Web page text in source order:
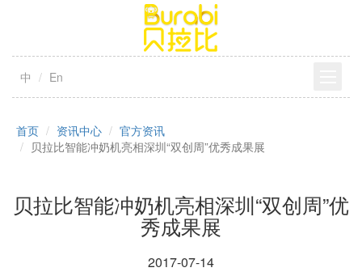
中 En
首页 资讯中心
官方资讯
贝拉比智能冲奶机亮相深圳“双创周”优秀成果展
贝拉比智能冲奶机亮相深圳“双创周”优
秀成果展
2017-07-14